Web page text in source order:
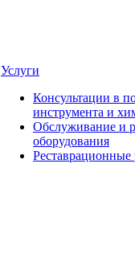
Услуги
Консультации в
инструмента и
Обслуживание и
оборудования